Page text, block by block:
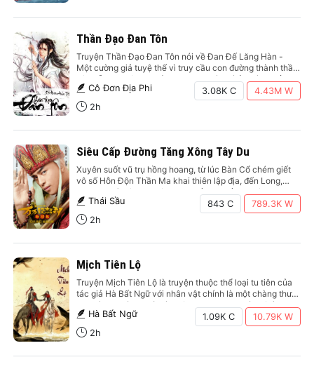
Thần Đạo Đan Tôn
Truyện Thần Đạo Đan Tôn nói về Đan Đế Lăng Hàn -
Một cường giả tuyệ thế vì truy cầu con đường thành thần
nên vẫn lạc trên khi sắp chạm tay vào bí ẩn thành thần.
Lão thiên dường như không muốn tuyệt đường người nên
để hắn trọng…
Cô Đơn Địa Phi 3.08K C 4.43MW
2h
Siêu Cấp Đường Tăng Xông Tây Du
Xuyên suốt vũ trụ hồng hoang, từ lúc Bàn Cổ chém giết
vô số Hỗn Độn Thần Ma khai thiên lập địa, đến Long,
Phượng, Kỳ Lân tam tộc đại chiến, lại đến Vu Yêu tranh
bá, Nhân tộc chấp chưởng thiên hạ, sau đó Phong Thần
đại chiến, Tam…
Thái Sầu 843 C 789.3KW
2h
Mịch Tiên Lộ
Truyện Mịch Tiên Lộ là truyện thuộc thể loại tu tiên của
tác giả Hà Bất Ngữ với nhân vật chính là một chàng thư
sinh bình thường, trói gà không chặt. Trong lúc vô tình lạc
tới dị giới, từ đó bước chân vào con đường tu tiên, trở…
Hà Bất Ngữ 1.09K C 10.79KW
2h